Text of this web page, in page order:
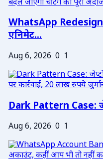
WhatsApp Redesign:
एनिमेट...
Aug 6, 2026 0 1
Dark Pattern Case:
Aug 6, 2026 0 1